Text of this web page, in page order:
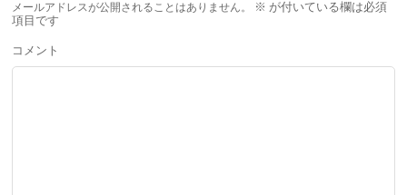
メールアドレスが公開されることはありません。 ※ が付いている欄は必須
項目です
コメント